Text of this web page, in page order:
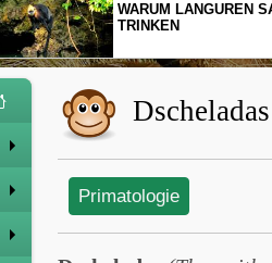
NEUES VON
Dscheladas
Primatologie